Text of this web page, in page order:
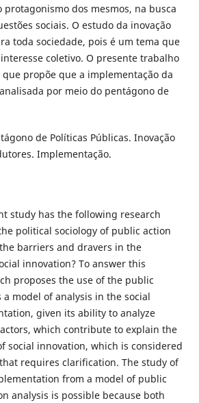
dos mesmos, na busca
sociais. O estudo da inovação
toda sociedade, pois é um tema que
coletivo. O presente trabalho
propõe que a implementação da
por meio do pentágono de
de Políticas Públicas. Inovação
Implementação.
study has the following research
political sociology of public action
barriers and dravers in the
innovation? To answer this
proposes the use of the public
model of analysis in the social
given its ability to analyze
which contribute to explain the
social innovation, which is considered
requires clarification. The study of
from a model of public
analysis is possible because both